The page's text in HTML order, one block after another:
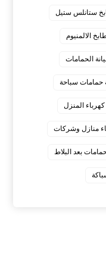
ستانلس ستيل
الالمنيوم
الحمامات
حمامات سباحة
كهرباء المنزل
منازل وشركات
بعد البلاط